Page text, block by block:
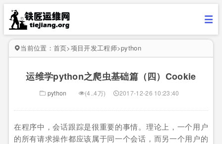
当前位置： 首页>项目开发工程师>python
运维学python之爬虫基础篇（四）Cookie
python (4..4万) 2017-12-26 10:23:40
在程序中，会话跟踪是很重要的事情。理论上，一个用户
的所有请求操作都应该属于同一个会话，而另一个用户的